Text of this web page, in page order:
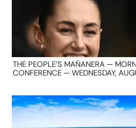
THE PEOPLE’S MAÑANERA —
CONFERENCE — WEDNESDAY,